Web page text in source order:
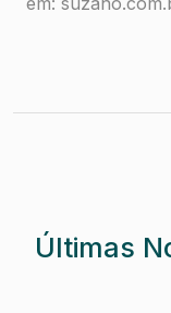
Últimas